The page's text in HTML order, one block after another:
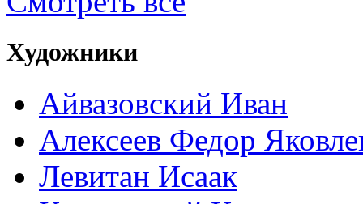
Художники
Айвазовский Иван
Алексеев Федор
Левитан Исаак